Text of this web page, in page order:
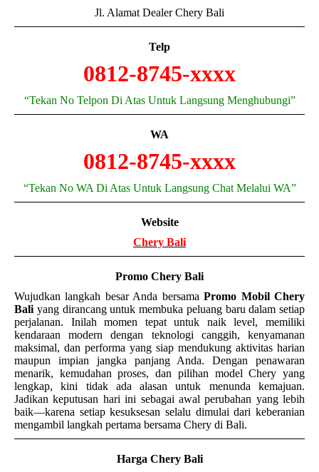
Jl. Alamat Dealer Chery Bali
Telp
0812-8745-xxxx
“Tekan No Telpon Di Atas Untuk Langsung Menghubungi”
WA
0812-8745-xxxx
“Tekan No WA Di Atas Untuk Langsung Chat Melalui WA”
Website
Chery Bali
Promo Chery Bali
Wujudkan langkah besar Anda bersamaPromo Mobil Chery
Bali yang dirancang untuk membuka peluang baru dalam setiap
perjalanan. Inilah momen tepat untuk naik level, memiliki
kendaraan modern dengan teknologi canggih, kenyamanan
maksimal, dan performa yang siap mendukung aktivitas harian
maupun impian jangka panjang Anda. Dengan penawaran
menarik, kemudahan proses, dan pilihan model Chery yang
lengkap, kini tidak ada alasan untuk menunda kemajuan.
Jadikan keputusan hari ini sebagai awal perubahan yang lebih
baik—karena setiap kesuksesan selalu dimulai dari keberanian
mengambil langkah pertama bersama Chery di Bali.
Harga Chery Bali